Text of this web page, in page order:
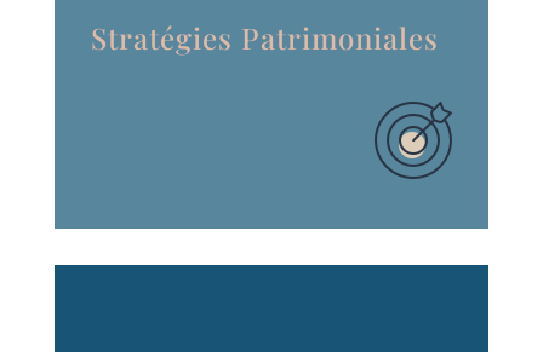
Stratégies Patrimoniales